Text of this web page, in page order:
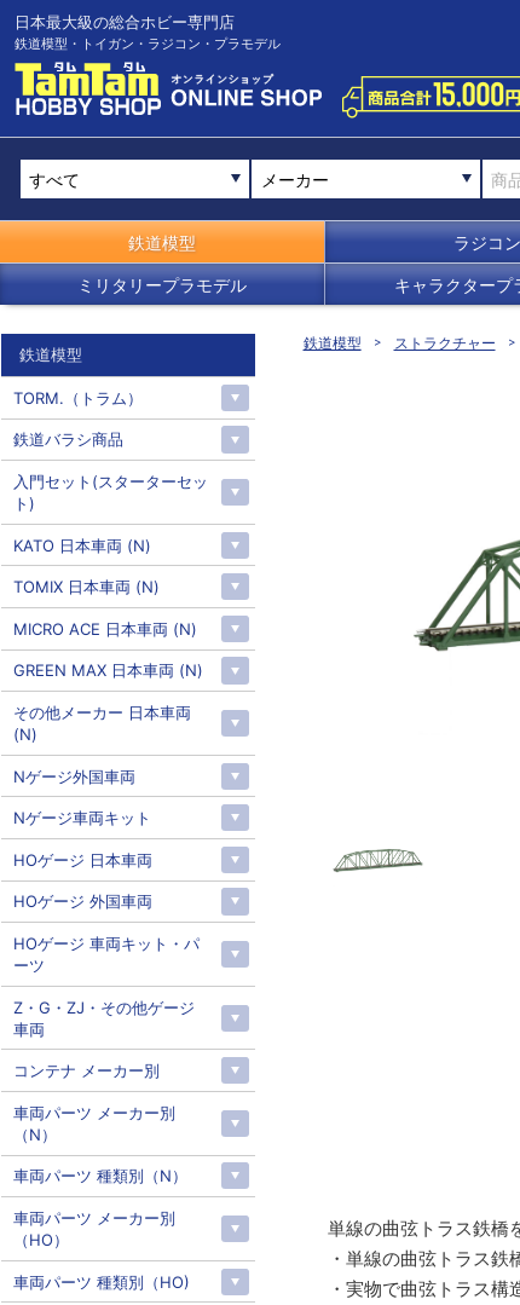
日本最大級の総合ホビー専門店
鉄道模型・トイガン・ラジコン・プラモデル
メーカー
鉄道模型 ラジコン
ミリタリープラモデル キャラクタープ
鉄道模型 ストラクチャー
単線の曲弦トラス鉄橋
・単線の曲弦トラス鉄
・実物で曲弦トラス
鉄道模型
TORM.（トラム）
鉄道バラシ商品
入門セット(スターターセッ
ト)
KATO 日本車両 (N)
TOMIX 日本車両 (N)
MICRO ACE 日本車両 (N)
GREEN MAX 日本車両 (N)
その他メーカー 日本車両
(N)
Nゲージ外国車両
Nゲージ車両キット
HOゲージ 日本車両
HOゲージ 外国車両
HOゲージ 車両キット・パ
ーツ
Z・G・ZJ・その他ゲージ
車両
コンテナ メーカー別
車両パーツ メーカー別
（N）
車両パーツ 種類別（N）
車両パーツ メーカー別
（HO）
車両パーツ 種類別（HO)